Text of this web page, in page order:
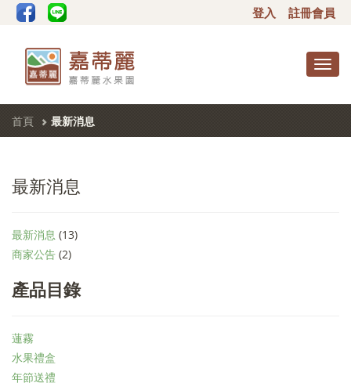
登入 註冊會員
首頁 最新消息
最新消息
最新消息 (13)
商家公告 (2)
產品目錄
蓮霧
水果禮盒
年節送禮